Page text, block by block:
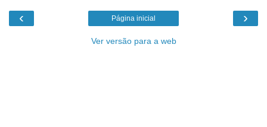
‹ ›
Página inicial
Ver versão para a web